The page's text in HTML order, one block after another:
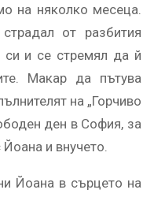
на няколко месеца.
от разбития
и се стремял да й
Макар да пътува
на „Горчиво
ден в София, за
и внучето.
Йоана в сърцето на